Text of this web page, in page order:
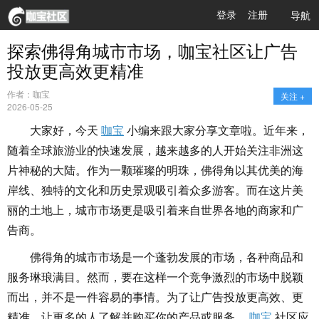
导航
登录 注册
探索佛得角城市市场，咖宝社区让广告
投放更高效更精准
作者：咖宝
2026-05-25
关注 +
大家好，今天 咖宝 小编来跟大家分享文章啦。近年来，
随着全球旅游业的快速发展，越来越多的人开始关注非洲这
片神秘的大陆。作为一颗璀璨的明珠，佛得角以其优美的海
岸线、独特的文化和历史景观吸引着众多游客。而在这片美
丽的土地上，城市市场更是吸引着来自世界各地的商家和广
告商。
佛得角的城市市场是一个蓬勃发展的市场，各种商品和
服务琳琅满目。然而，要在这样一个竞争激烈的市场中脱颖
而出，并不是一件容易的事情。为了让广告投放更高效、更